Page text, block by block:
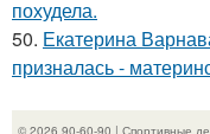
похудела.
50. Екатерина
призналась -
© 2026 90-60-90 | Спортивные